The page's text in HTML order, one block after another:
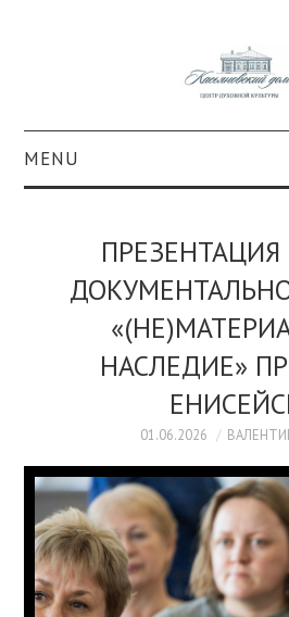
MENU
КОЛЛЕКЦИИ
#КАСДОМ
КУЛЬТУРА
ОБРАЗОВАНИЕ
ПРОСВЕЩЕНИЕ
НАСЛЕДИЕ»
01.06.2026